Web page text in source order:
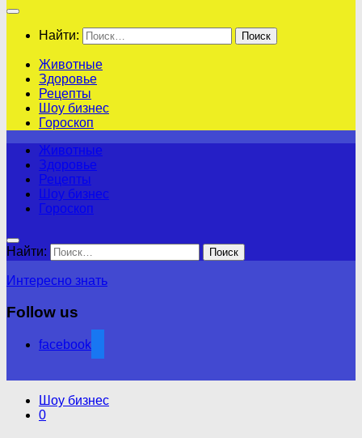
Найти:
Животные
Здоровье
Рецепты
Шоу бизнес
Гороскоп
Животные
Здоровье
Рецепты
Шоу бизнес
Гороскоп
Найти:
Интересно знать
Follow us
facebook
Шоу бизнес
0